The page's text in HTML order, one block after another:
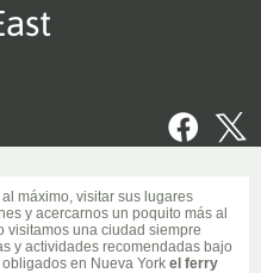
máximo, visitar sus lugares
y acercarnos un poquito más al
visitamos una ciudad siempre
y actividades recomendadas bajo
en Nueva York el ferry